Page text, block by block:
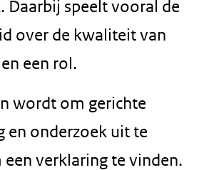
Daarbij speelt vooral de
over de kwaliteit van
een rol.
wordt om gerichte
en onderzoek uit te
verklaring te vinden.